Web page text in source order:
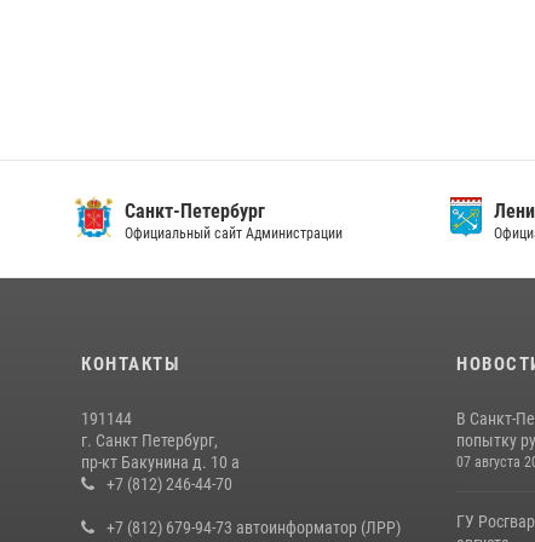
Санкт-Петербург
Официальный сайт Администрации
КОНТАКТЫ
191144
г. Санкт Петербург,
пр-кт Бакунина д. 10 а
+7 (812) 246-44-70
+7 (812) 679-94-73 автоинформатор (ЛРР)
В Санкт-
попытку
07 августа
ГУ